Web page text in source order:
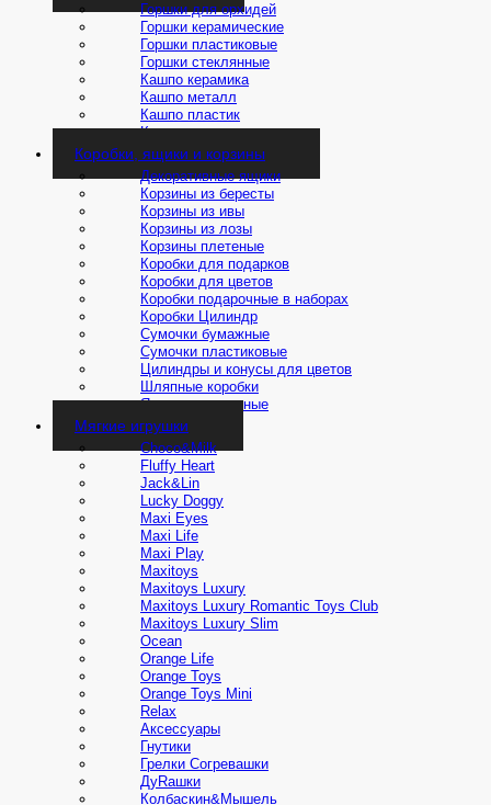
Горшки для орхидей
Горшки керамические
Горшки пластиковые
Горшки стеклянные
Кашпо керамика
Кашпо металл
Кашпо пластик
Кашпо плетеные
Коробки, ящики и корзины
Декоративные ящики
Корзины из бересты
Корзины из ивы
Корзины из лозы
Корзины плетеные
Коробки для подарков
Коробки для цветов
Коробки подарочные в наборах
Коробки Цилиндр
Сумочки бумажные
Сумочки пластиковые
Цилиндры и конусы для цветов
Шляпные коробки
Ящики деревянные
Мягкие игрушки
Choco&Milk
Fluffy Heart
Jack&Lin
Lucky Doggy
Maxi Eyes
Maxi Life
Maxi Play
Maxitoys
Maxitoys Luxury
Maxitoys Luxury Romantic Toys Club
Maxitoys Luxury Slim
Ocean
Orange Life
Orange Toys
Orange Toys Mini
Relax
Аксессуары
Гнутики
Грелки Согревашки
ДуRашки
Колбаскин&Мышель